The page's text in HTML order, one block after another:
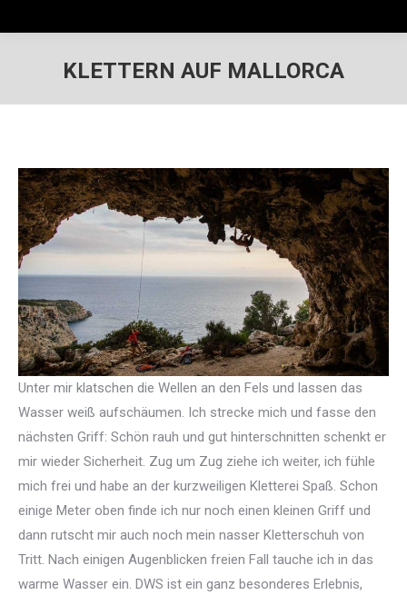
KLETTERN AUF MALLORCA
Unter mir klatschen die Wellen an den Fels und lassen das
Wasser weiß aufschäumen. Ich strecke mich und fasse den
nächsten Griff: Schön rauh und gut hinterschnitten schenkt er
mir wieder Sicherheit. Zug um Zug ziehe ich weiter, ich fühle
mich frei und habe an der kurzweiligen Kletterei Spaß. Schon
einige Meter oben finde ich nur noch einen kleinen Griff und
dann rutscht mir auch noch mein nasser Kletterschuh von
Tritt. Nach einigen Augenblicken freien Fall tauche ich in das
warme Wasser ein. DWS ist ein ganz besonderes Erlebnis,